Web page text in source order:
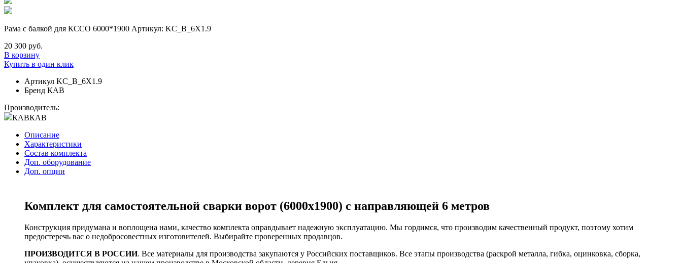
Рама с балкой для КССО 6000*1900 Артикул: KC_B_6X1.9
20 300 руб.
В корзину
Купить в один клик
Артикул KC_B_6X1.9
Бренд КАВ
Производитель:
КАВКАВ
Описание
Характеристики
Состав комплекта
Доп. оборудование
Доп. опции
Комплект для самостоятельной сварки ворот (6000х1900) с направляющей 6 метров
Конструкция придумана и воплощена нами, качество комплекта оправдывает надежную эксплуатацию. Мы гордимся, что производим качественный продукт, поэтому хотим
предостеречь вас о недобросовестных изготовителей. Выбирайте проверенных продавцов.
ПРОИЗВОДИТСЯ В РОССИИ. Все материалы для производства закупаются у Российских поставщиков. Все этапы производства (раскрой металла, гибка, оцинковка, сборка,